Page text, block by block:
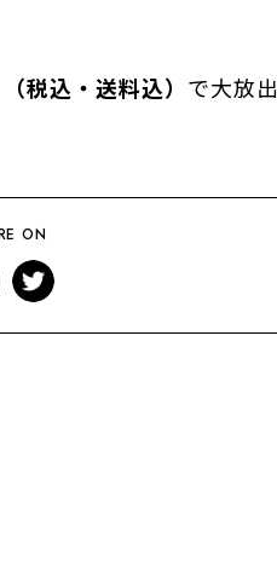
税込・送料込） で大放
ON